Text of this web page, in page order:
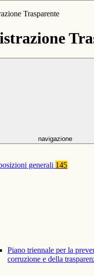
Trasparente
navigazione
generali 145
Piano triennale per la
corruzione e della